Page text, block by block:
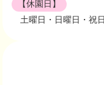
【休園日】
土曜日・日曜日・祝日